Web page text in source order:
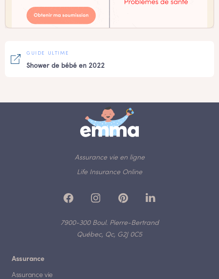
GUIDE ULTIME
Shower de bébé en 2022
Assurance vie en ligne
Life Insurance Online
7900-300 Boul. Pierre-Bertrand
Québec, Qc, G2J 0C5
Assurance
Assurance vie